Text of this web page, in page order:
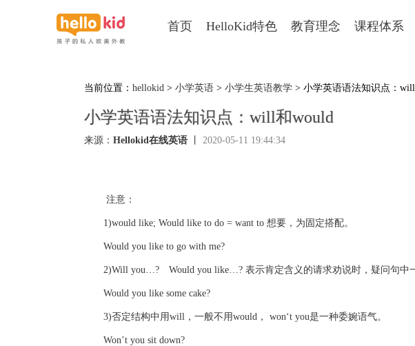
首页 HelloKid特色 教育理念 课程体系
当前位置： hellokid > 小学英语 > 小学生英语教学 > 小学英语语法知识点：
小学英语语法知识点：will和would
来源： Hellokid在线英语 2020-05-11 19:44:34
注意：
1)would like; Would like to do = want to 想要，为固定搭配。
Would you like to go with me?
2)Will you…? Would you like…? 表示肯定含义的请求劝说时，疑问句中一
Would you like some cake?
3)否定结构中用will，一般不用would， won‘t you是一种委婉语气。
Won’t you sit down?